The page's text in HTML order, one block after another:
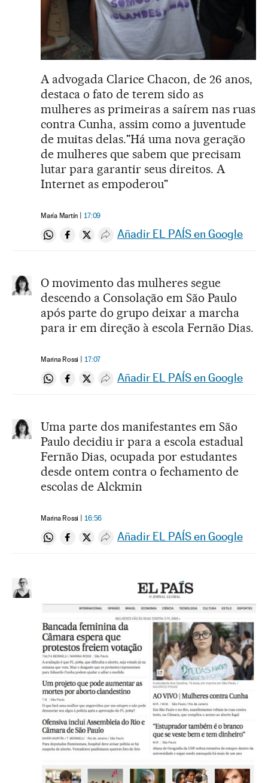
A advogada Clarice Chacon, de 26 anos,
destaca o fato de terem sido as
mulheres as primeiras a saírem nas ruas
contra Cunha, assim como a juventude
de muitas delas."Há uma nova geração
de mulheres que sabem que precisam
lutar para garantir seus direitos. A
Internet as empoderou"
María Martín 17:09
Compartir en Whatsapp
Compartir en Facebook
Compartir en Twitter
Desplegar Redes Sociales
Añadir EL PAÍS en Google
O movimento das mulheres segue
descendo a Consolação em São Paulo
após parte do grupo deixar a marcha
para ir em direção à escola Fernão Dias.
Marina Rossi 17:07
Compartir en Whatsapp
Compartir en Facebook
Compartir en Twitter
Desplegar Redes Sociales
Añadir EL PAÍS en Google
Uma parte dos manifestantes em São
Paulo decidiu ir para a escola estadual
Fernão Dias, ocupada por estudantes
desde ontem contra o fechamento de
escolas de Alckmin
Marina Rossi 16:56
Compartir en Whatsapp
Compartir en Facebook
Compartir en Twitter
Desplegar Redes Sociales
Añadir EL PAÍS en Google